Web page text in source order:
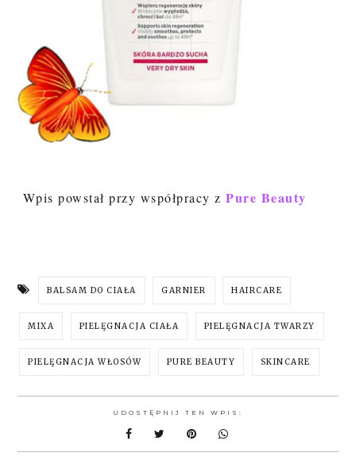
Wpis powstał przy współpracy zPure Beauty
BALSAM DO CIAŁA GARNIER HAIRCARE
MIXA PIELĘGNACJA CIAŁA PIELĘGNACJA TWARZY
PIELĘGNACJA WŁOSÓW PURE BEAUTY SKINCARE
UDOSTĘPNIJ TEN WPIS: